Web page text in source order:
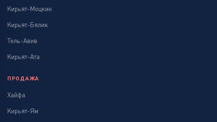
Кирьят-Моцкин
Кирьят-Бялик
Тель-Авив
Кирьят-Ата
ПРОДАЖА
Хайфа
Кирьят-Ям